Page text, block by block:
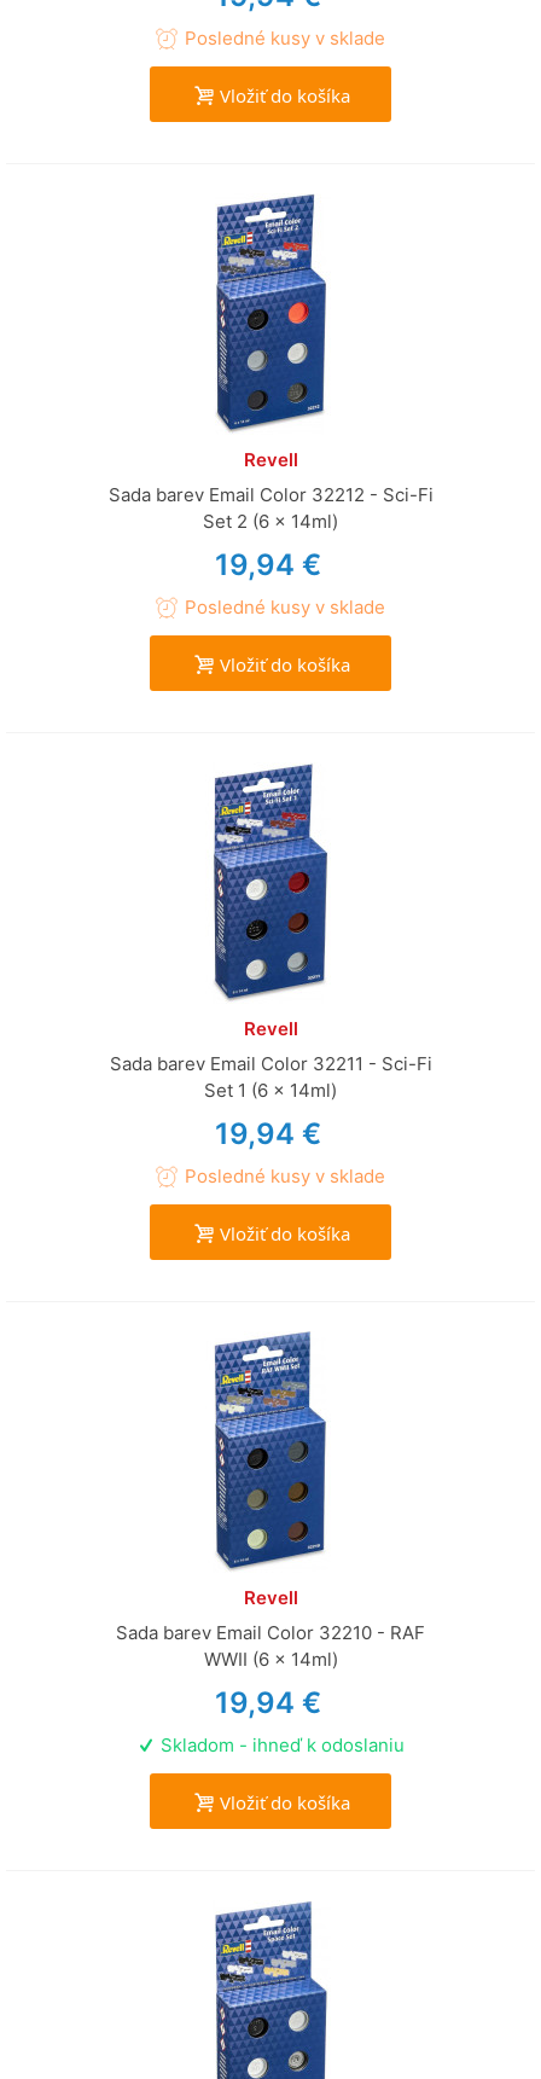
Posledné kusy v sklade
Vložiť do košíka
Revell
Sada barev Email Color 32212 - Sci-Fi
Set 2 (6 x 14ml)
19,94 €
Posledné kusy v sklade
Vložiť do košíka
Revell
Sada barev Email Color 32211 - Sci-Fi
Set 1 (6 x 14ml)
19,94 €
Posledné kusy v sklade
Vložiť do košíka
Revell
Sada barev Email Color 32210 - RAF
WWII (6 x 14ml)
19,94 €
Skladom - ihneď k odoslaniu
Vložiť do košíka